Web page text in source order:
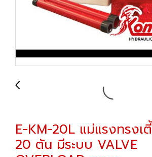
E-KM-20L แม่แรงทรงเ
20 ตัน มีระบบ VALVE